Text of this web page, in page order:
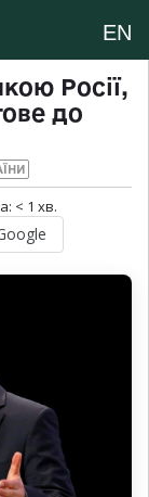
EN
Росії,
до
< 1 хв.